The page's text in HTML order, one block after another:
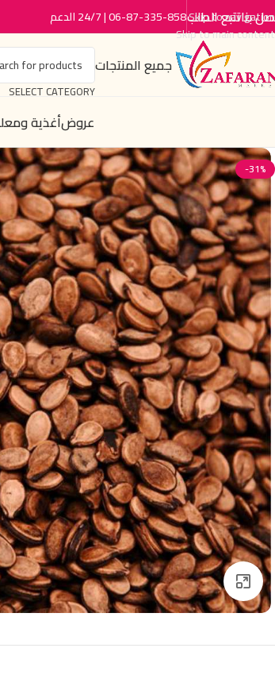
Skip to navigation
Skip to main content
بناتتبع الطلب06-87-335-858 | 24/7 الدعم
جميع المنتجات
SELECT CATEGORY
عروضأغذية
-31%
Click to enlarge